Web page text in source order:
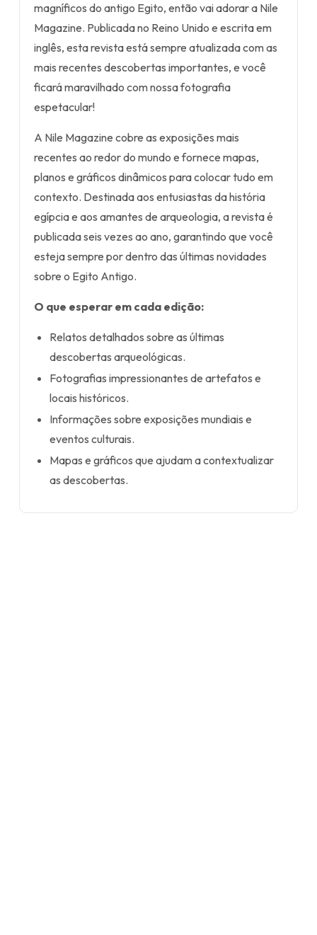
magníficos do antigo Egito, então vai adorar a Nile
Magazine. Publicada no Reino Unido e escrita em
inglês, esta revista está sempre atualizada com as
mais recentes descobertas importantes, e você
ficará maravilhado com nossa fotografia
espetacular!
A Nile Magazine cobre as exposições mais
recentes ao redor do mundo e fornece mapas,
planos e gráficos dinâmicos para colocar tudo em
contexto. Destinada aos entusiastas da história
egípcia e aos amantes de arqueologia, a revista é
publicada seis vezes ao ano, garantindo que você
esteja sempre por dentro das últimas novidades
sobre o Egito Antigo.
O que esperar em cada edição:
Relatos detalhados sobre as últimas
descobertas arqueológicas.
Fotografias impressionantes de artefatos e
locais históricos.
Informações sobre exposições mundiais e
eventos culturais.
Mapas e gráficos que ajudam a contextualizar
as descobertas.